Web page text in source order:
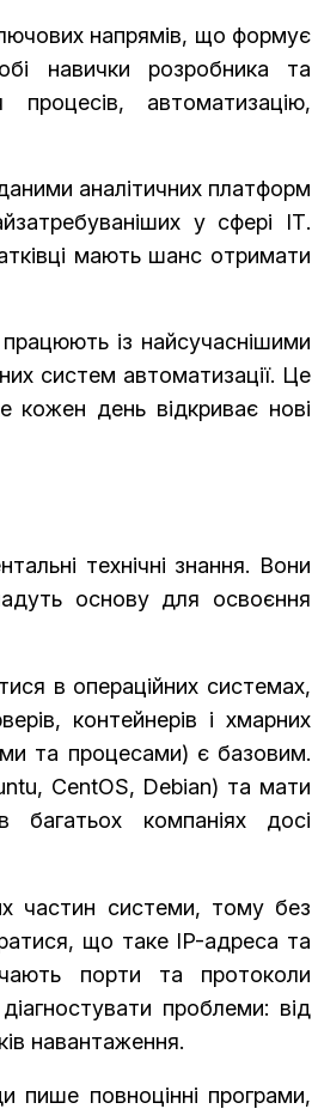
напрямів, що формує
навички розробника та
процесів, автоматизацію,
аналітичних платформ
у сфері ІТ.
мають шанс отримати
із найсучаснішими
систем автоматизації. Це
день відкриває нові
технічні знання. Вони
основу для освоєння
в операційних системах,
контейнерів і хмарних
та процесами) є базовим.
CentOS, Debian) та мати
багатьох компаніях досі
частин системи, тому без
що таке IP-адреса та
порти та протоколи
проблеми: від
навантаження.
пише повноцінні програми,